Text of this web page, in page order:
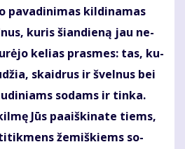
pa­va­di­ni­mas kil­di­na­mas
ku­ris šian­die­ną jau ne­
ke­lias pras­mes: tas, ku­
skaid­rus ir švel­nus bei
so­dams ir tin­ka.
Jūs pa­aiš­ki­na­te tiems,
že­miš­kiems so­